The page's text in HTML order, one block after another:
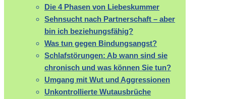
Die 4 Phasen von Liebeskummer
Sehnsucht nach Partnerschaft – aber
bin ich beziehungsfähig?
Was tun gegen Bindungsangst?
Schlafstörungen: Ab wann sind sie
chronisch und was können Sie tun?
Umgang mit Wut und Aggressionen
Unkontrollierte Wutausbrüche